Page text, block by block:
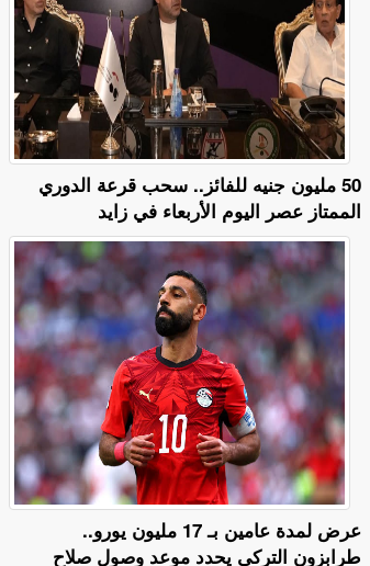
50 مليون جنيه للفائز.. سحب قرعة الدوري
الممتاز عصر اليوم الأربعاء في زايد
عرض لمدة عامين بـ 17 مليون يورو..
طرابزون التركي يحدد موعد وصول صلاح